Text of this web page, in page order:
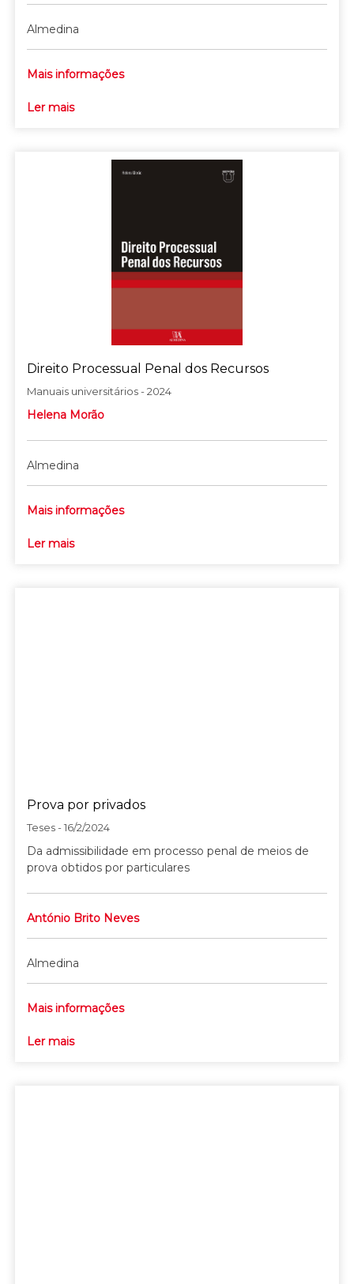
Almedina
Mais informações
Ler mais
Direito Processual Penal dos Recursos
Manuais universitários - 2024
Helena Morão
Almedina
Mais informações
Ler mais
Prova por privados
Teses - 16/2/2024
Da admissibilidade em processo penal de meios de
prova obtidos por particulares
António Brito Neves
Almedina
Mais informações
Ler mais